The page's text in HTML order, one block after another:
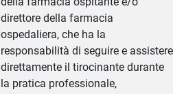
direttore della farmacia
ospedaliera, che ha la
responsabilità di seguire e assistere
direttamente il tirocinante durante
la pratica professionale,